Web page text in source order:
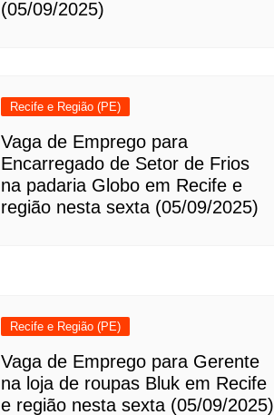
(05/09/2025)
Recife e Região (PE)
Vaga de Emprego para
Encarregado de Setor de Frios
na padaria Globo em Recife e
região nesta sexta (05/09/2025)
Recife e Região (PE)
Vaga de Emprego para Gerente
na loja de roupas Bluk em Recife
e região nesta sexta (05/09/2025)